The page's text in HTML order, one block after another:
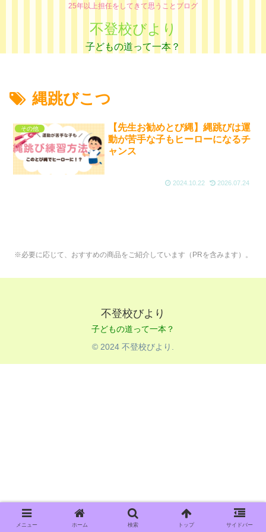
25年以上担任をしてきて思うことブログ
不登校びより
縄跳びこつ
その他
【先生お勧めとび縄】縄跳びは運
動が苦手な子もヒーローになるチ
ャンス
2024.10.22 2026.07.24
※必要に応じて、おすすめの商品をご紹介しています（PRを含みます）。
不登校びより
© 2024 不登校びより.
メニュー ホーム 検索 トップ サイドバー